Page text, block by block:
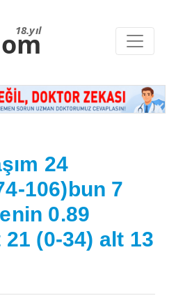
18.yıl
24
106)bun 7
0.89
21 (0-34) alt 13